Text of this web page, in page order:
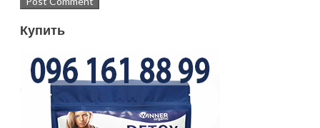
Купить